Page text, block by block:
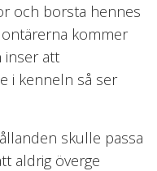
och borsta hennes
kommer
inser att
i kenneln så ser
skulle passa
aldrig överge